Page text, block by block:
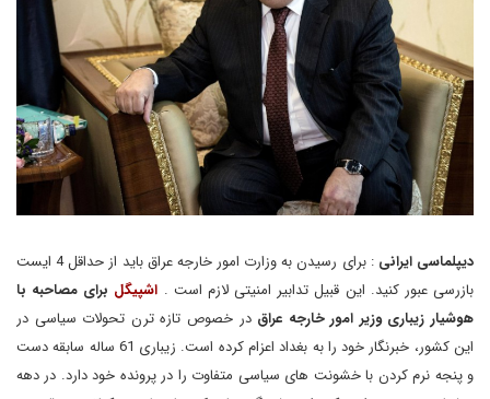
دیپلماسی ایرانی
: برای رسیدن به وزارت امور خارجه عراق باید از حداقل 4 ایست
بازرسی عبور کنید. این قبیل تدابیر امنیتی لازم است . اشپیگل برای مصاحبه با
هوشیار زیباری وزیر امور خارجه عراق در خصوص تازه ترن تحولات سیاسی در
این کشور، خبرنگار خود را به بغداد اعزام کرده است. زیباری 61 ساله سابقه دست
و پنجه نرم کردن با خشونت های سیاسی متفاوت را در پرونده خود دارد. در دهه